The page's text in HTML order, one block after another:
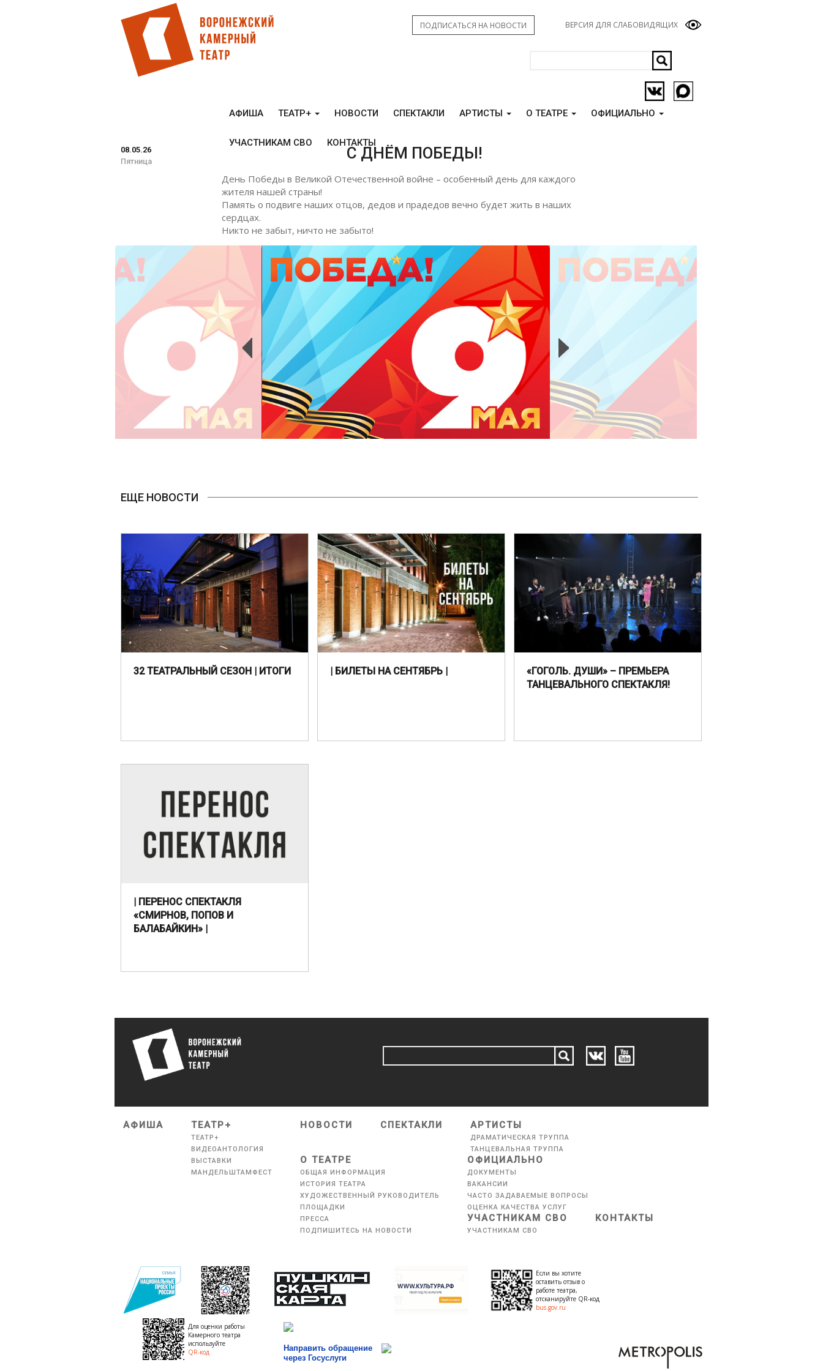
ВЕРСИЯ ДЛЯ СЛАБОВИДЯЩИХ
ПОДПИСАТЬСЯ НА НОВОСТИ
АФИША ТЕАТР+ НОВОСТИ СПЕКТАКЛИ АРТИСТЫ О ТЕАТРЕ ОФИЦИАЛЬНО
УЧАСТНИКАМ СВО КОНТАКТЫ
08.05.26
Пятница
С ДНЁМ ПОБЕДЫ!
День Победы в Великой Отечественной войне – особенный день для каждого
жителя нашей страны!
Память о подвиге наших отцов, дедов и прадедов вечно будет жить в наших
сердцах.
Никто не забыт, ничто не забыто!
ЕЩЕ НОВОСТИ
32 ТЕАТРАЛЬНЫЙ СЕЗОН | ИТОГИ | БИЛЕТЫ НА СЕНТЯБРЬ |
«ГОГОЛЬ. ДУШИ» – ПРЕМЬЕРА
ТАНЦЕВАЛЬНОГО СПЕКТАКЛЯ!
| ПЕРЕНОС СПЕКТАКЛЯ
«СМИРНОВ, ПОПОВ И
БАЛАБАЙКИН» |
АФИША ТЕАТР+
ТЕАТР+
ВИДЕОАНТОЛОГИЯ
ВЫСТАВКИ
МАНДЕЛЬШТАМФЕСТ
НОВОСТИ СПЕКТАКЛИ АРТИСТЫ
ДРАМАТИЧЕСКАЯ ТРУППА
ТАНЦЕВАЛЬНАЯ ТРУППА
О ТЕАТРЕ
ОБЩАЯ ИНФОРМАЦИЯ
ИСТОРИЯ ТЕАТРА
ХУДОЖЕСТВЕННЫЙ РУКОВОДИТЕЛЬ
ПЛОЩАДКИ
ПРЕССА
ПОДПИШИТЕСЬ НА НОВОСТИ
ОФИЦИАЛЬНО
ДОКУМЕНТЫ
ВАКАНСИИ
ЧАСТО ЗАДАВАЕМЫЕ ВОПРОСЫ
ОЦЕНКА КАЧЕСТВА УСЛУГ
УЧАСТНИКАМ СВО
УЧАСТНИКАМ СВО
КОНТАКТЫ
Если вы хотите
оставить отзыв о
работе театра,
отсканируйте QR-код
bus.gov.ru
Для оценки работы
Камерного театра
используйте
QR-код
Направить обращение
через Госуслуги